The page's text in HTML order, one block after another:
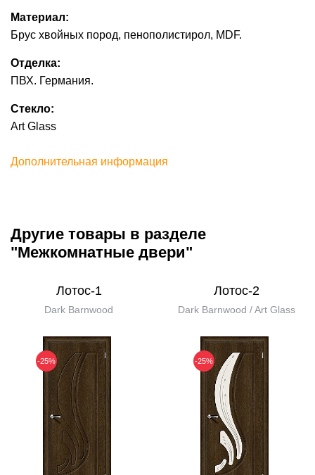
Материал:
Брус хвойных пород, пенополистирол, MDF.
Отделка:
ПВХ. Германия.
Стекло:
Art Glass
Дополнительная информация
Другие товары в разделе
"Межкомнатные двери"
Лотос-1
Dark Barnwood
-25%
Лотос-2
Dark Barnwood / Art Glass
-25%